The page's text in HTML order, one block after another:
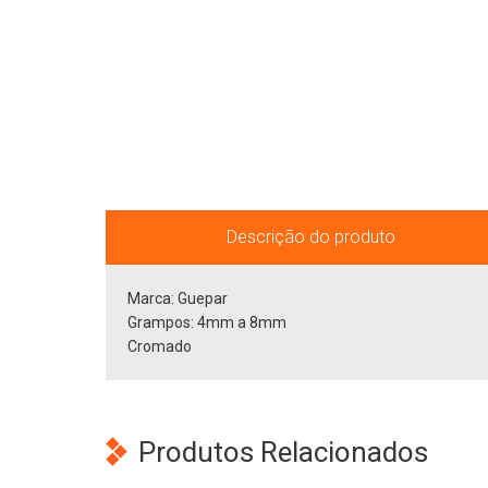
Descrição do produto
Marca: Guepar
Grampos: 4mm a 8mm
Cromado
Produtos Relacionados